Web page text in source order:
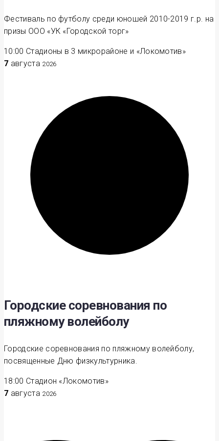
Фестиваль по футболу среди юношей 2010-2019 г.р. на
призы ООО «УК «Городской торг»
10:00 Стадионы в 3 микрорайоне и «Локомотив»
7 августа 2026
Городские соревнования по
пляжному волейболу
Городские соревнования по пляжному волейболу,
посвященные Дню физкультурника.
18:00 Стадион «Локомотив»
7 августа 2026